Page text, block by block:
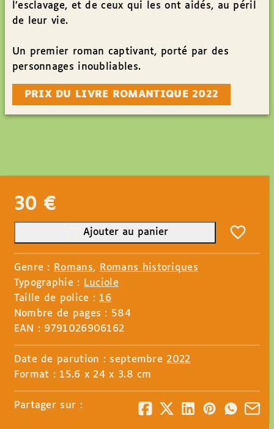
l’esclavage, et de ceux qui les ont aidés, au péril
de leur vie.
Un premier roman captivant, porté par des
personnages inoubliables.
PRIX DU LIVRE ROMANTIQUE 2022
30 €
Ajouter au panier
Genre : Romans, Romans historiques
Typographie : Luciole
Taille de police : 16
Nombre de pages : 584
EAN : 9791026906162
Date de parution : septembre 2022
Format : 15.6 x 24 x 3.8 cm
Partager sur :